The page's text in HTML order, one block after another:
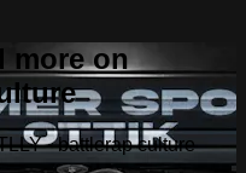
more on
- battlerap culture